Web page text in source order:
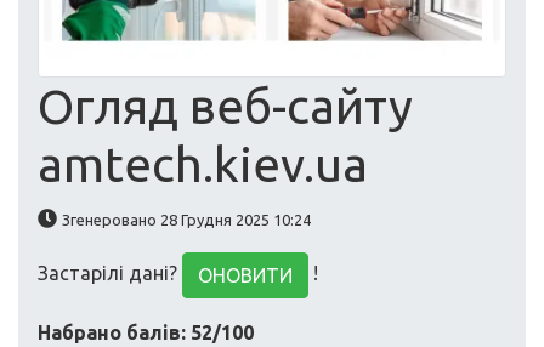
Огляд веб-сайту
amtech.kiev.ua
Згенеровано 28 Грудня 2025 10:24
Застарілі дані? ОНОВИТИ !
Набрано балів: 52/100